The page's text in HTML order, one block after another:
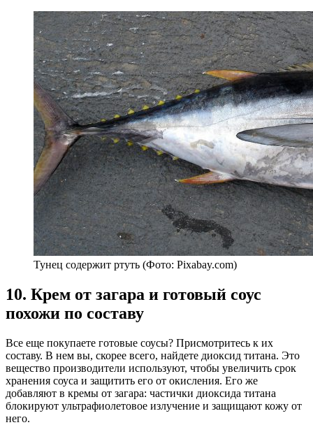
Тунец содержит ртуть (Фото: Pixabay.com)
10. Крем от загара и готовый соус
похожи по составу
Все еще покупаете готовые соусы? Присмотритесь к их
составу. В нем вы, скорее всего, найдете диоксид титана. Это
вещество производители используют, чтобы увеличить срок
хранения соуса и защитить его от окисления. Его же
добавляют в кремы от загара: частички диоксида титана
блокируют ультрафиолетовое излучение и защищают кожу от
него.